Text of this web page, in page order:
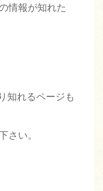
情報が知れた
知れるページも
さい。